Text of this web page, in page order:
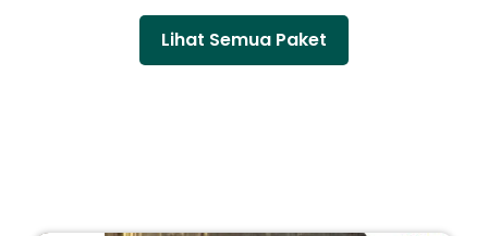
Lihat Semua Paket